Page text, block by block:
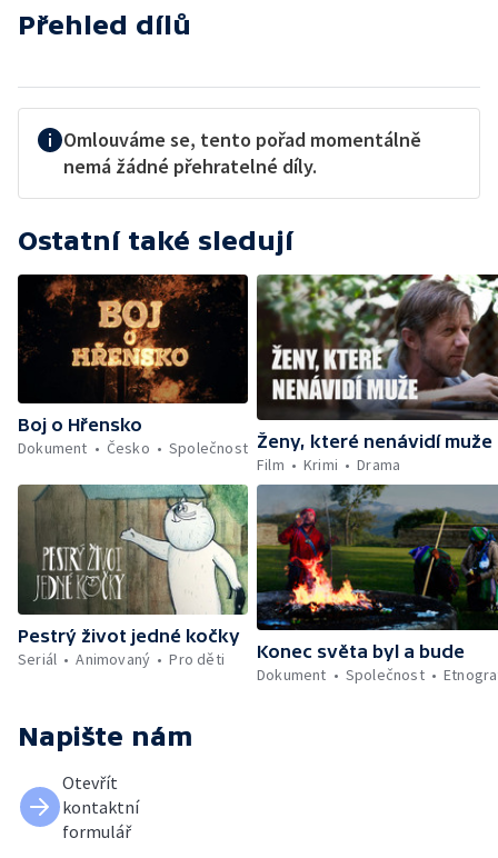
Přehled dílů
Omlouváme se, tento pořad momentálně
nemá žádné přehratelné díly.
Ostatní také sledují
Boj o Hřensko
Dokument
Česko Společnost Ženy, které nenávidí muže
Film
Krimi Drama
Pestrý život jedné kočky
Seriál
Animovaný Pro děti
Konec světa byl a bude
Dokument
Společnost
Napište nám
Otevřít
kontaktní
formulář